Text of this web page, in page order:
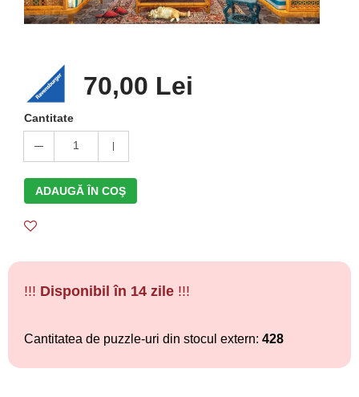
70,00 Lei
Cantitate
1
ADAUGĂ ÎN COŞ
!!! Disponibil în 14 zile !!!
Cantitatea de puzzle-uri din stocul extern: 428